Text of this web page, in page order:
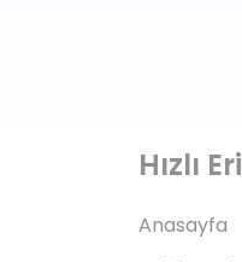
Hızlı
Anasayfa